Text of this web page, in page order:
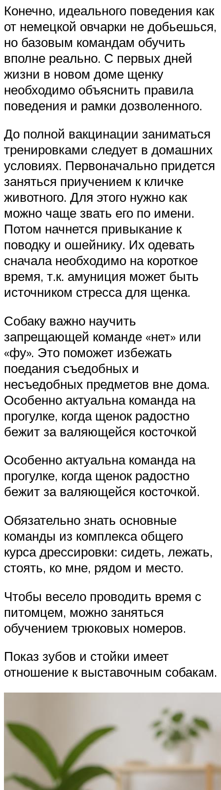
Конечно, идеального поведения как
от немецкой овчарки не добьешься,
но базовым командам обучить
вполне реально. С первых дней
жизни в новом доме щенку
необходимо объяснить правила
поведения и рамки дозволенного.
До полной вакцинации заниматься
тренировками следует в домашних
условиях. Первоначально придется
заняться приучением к кличке
животного. Для этого нужно как
можно чаще звать его по имени.
Потом начнется привыкание к
поводку и ошейнику. Их одевать
сначала необходимо на короткое
время, т.к. амуниция может быть
источником стресса для щенка.
Собаку важно научить
запрещающей команде «нет» или
«фу». Это поможет избежать
поедания съедобных и
несъедобных предметов вне дома.
Особенно актуальна команда на
прогулке, когда щенок радостно
бежит за валяющейся косточкой
Особенно актуальна команда на
прогулке, когда щенок радостно
бежит за валяющейся косточкой.
Обязательно знать основные
команды из комплекса общего
курса дрессировки: сидеть, лежать,
стоять, ко мне, рядом и место.
Чтобы весело проводить время с
питомцем, можно заняться
обучением трюковых номеров.
Показ зубов и стойки имеет
отношение к выставочным собакам.